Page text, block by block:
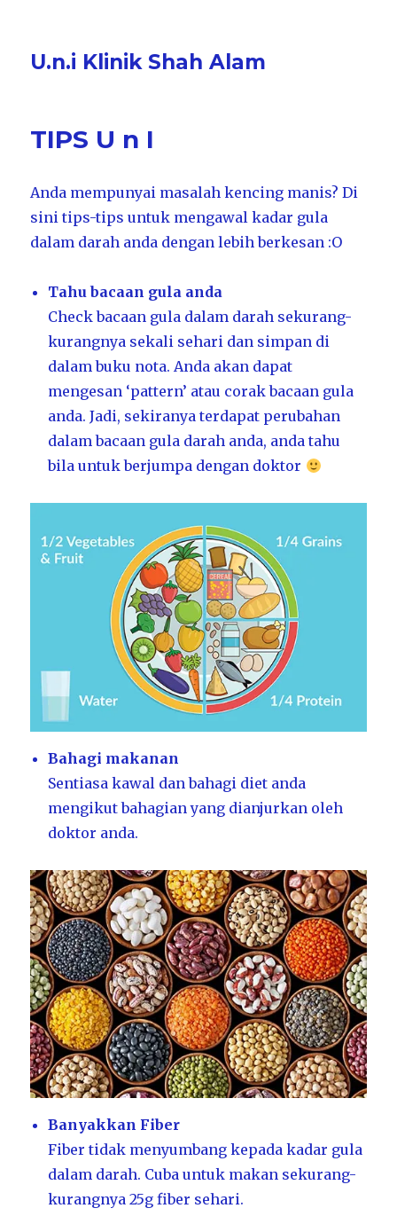
U.n.i Klinik Shah Alam
TIPS U n I
Anda mempunyai masalah kencing manis? Di
sini tips-tips untuk mengawal kadar gula
dalam darah anda dengan lebih berkesan :O
Tahu bacaan gula anda
Check bacaan gula dalam darah sekurang-
kurangnya sekali sehari dan simpan di
dalam buku nota. Anda akan dapat
mengesan ‘pattern’ atau corak bacaan gula
anda. Jadi, sekiranya terdapat perubahan
dalam bacaan gula darah anda, anda tahu
bila untuk berjumpa dengan doktor
Bahagi makanan
Sentiasa kawal dan bahagi diet anda
mengikut bahagian yang dianjurkan oleh
doktor anda.
Banyakkan Fiber
Fiber tidak menyumbang kepada kadar gula
dalam darah. Cuba untuk makan sekurang-
kurangnya 25g fiber sehari.